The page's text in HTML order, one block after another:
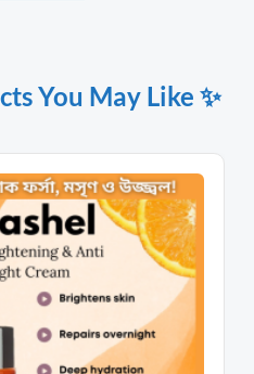
You May Like ✨